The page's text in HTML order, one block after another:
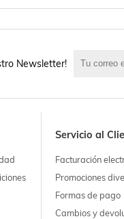
Newsletter!
Servicio al
Facturación
Promociones
Formas de pago
Cambios y